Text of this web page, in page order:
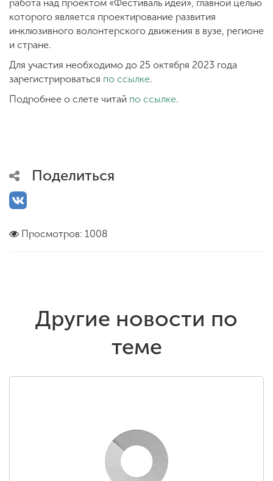
работа над проектом «Фестиваль идей», главной целью
которого является проектирование развития
инклюзивного волонтерского движения в вузе, регионе
и стране.
Для участия необходимо до 25 октября 2023 года
зарегистрироваться по ссылке.
Подробнее о слете читай по ссылке.
Поделиться
Просмотров: 1008
Другие новости по
теме